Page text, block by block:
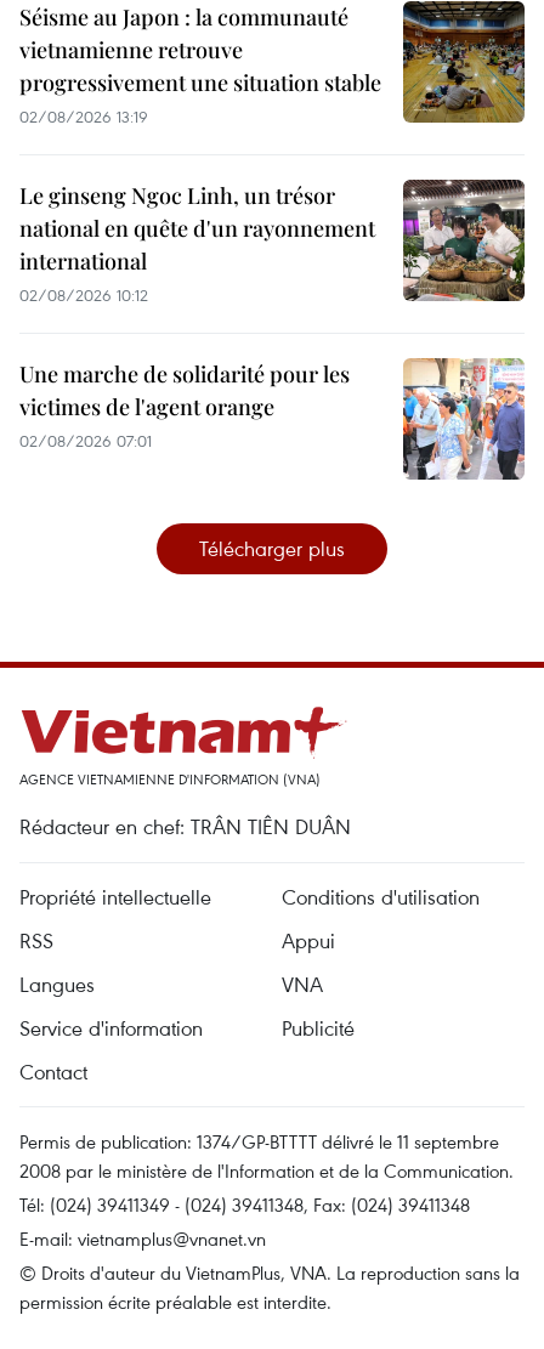
Séisme au Japon : la communauté
vietnamienne retrouve
progressivement une situation stable
02/08/2026 13:19
Le ginseng Ngoc Linh, un trésor
national en quête d'un rayonnement
international
02/08/2026 10:12
Une marche de solidarité pour les
victimes de l'agent orange
02/08/2026 07:01
Télécharger plus
AGENCE VIETNAMIENNE D'INFORMATION (VNA)
Rédacteur en chef: TRÂN TIÊN DUÂN
Propriété intellectuelle
Conditions d'utilisation
RSS
Appui
Langues
VNA
Service d'information
Publicité
Contact
Permis de publication: 1374/GP-BTTTT délivré le 11 septembre
2008 par le ministère de l'Information et de la Communication.
Tél: (024) 39411349 - (024) 39411348, Fax: (024) 39411348
E-mail: vietnamplus@vnanet.vn
© Droits d'auteur du VietnamPlus, VNA. La reproduction sans la
permission écrite préalable est interdite.